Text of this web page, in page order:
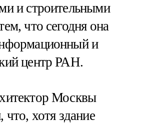
и строительными
что сегодня она
и
центр РАН.
Москвы
что, хотя здание